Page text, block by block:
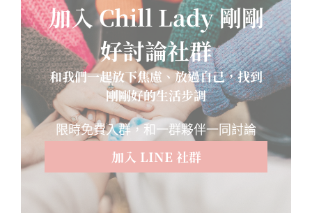
加入 Chill Lady 剛剛
好討論社群
和我們一起放下焦慮、放過自己，找到
剛剛好的生活步調
限時免費入群，和一群夥伴一同討論
加入 LINE 社群